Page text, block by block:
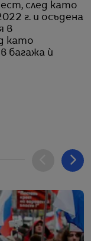
след като
г. и осъдена
в
като
багажа ѝ